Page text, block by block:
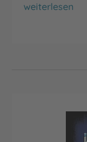
Die Braut
weiterlesen